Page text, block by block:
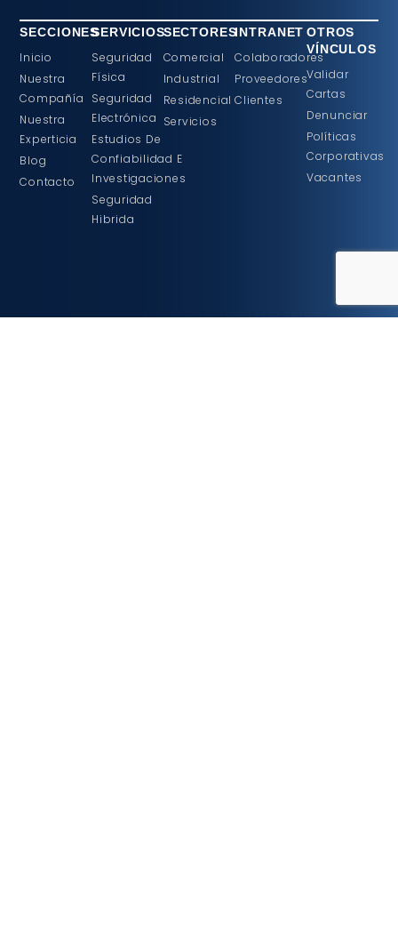
SECCIONES
Inicio
Nuestra
Compañía
Nuestra
Experticia
Blog
Contacto
SERVICIOS
Seguridad
Física
Seguridad
Electrónica
Estudios De
Confiabilidad E
Investigaciones
Seguridad
Hibrida
SECTORES
Comercial
Industrial
Residencial
Servicios
INTRANET
Colaboradores
Proveedores
Clientes
OTROS
VÍNCULOS
Validar
Cartas
Denunciar
Políticas
Corporativas
Vacantes